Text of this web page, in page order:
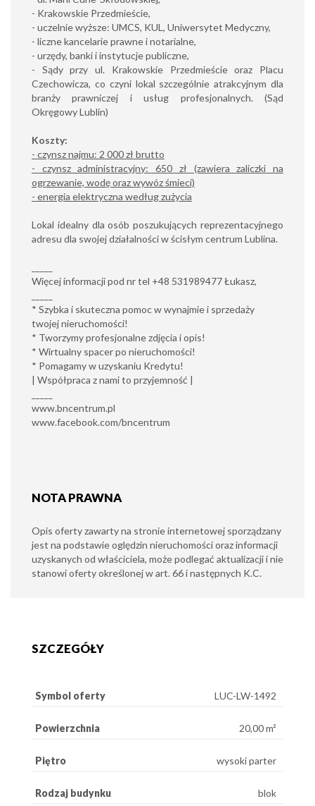
- Krakowskie Przedmieście,
- uczelnie wyższe: UMCS, KUL, Uniwersytet Medyczny,
- liczne kancelarie prawne i notarialne,
- urzędy, banki i instytucje publiczne,
- Sądy przy ul. Krakowskie Przedmieście oraz Placu
Czechowicza, co czyni lokal szczególnie atrakcyjnym dla
branży prawniczej i usług profesjonalnych. (Sąd
Okręgowy Lublin)
Koszty:
- czynsz najmu: 2 000 zł brutto
- czynsz administracyjny: 650 zł (zawiera zaliczki na
ogrzewanie, wodę oraz wywóz śmieci)
- energia elektryczna według zużycia
Lokal idealny dla osób poszukujących reprezentacyjnego
adresu dla swojej działalności w ścisłym centrum Lublina.
Więcej informacji pod nr tel +48 531989477 Łukasz,
* Szybka i skuteczna pomoc w wynajmie i sprzedaży
twojej nieruchomości!
* Tworzymy profesjonalne zdjęcia i opis!
* Wirtualny spacer po nieruchomości!
* Pomagamy w uzyskaniu Kredytu!
| Współpraca z nami to przyjemność |
www.bncentrum.pl
www.facebook.com/bncentrum
NOTA PRAWNA
Opis oferty zawarty na stronie internetowej sporządzany
jest na podstawie oględzin nieruchomości oraz informacji
uzyskanych od właściciela, może podlegać aktualizacji i nie
stanowi oferty określonej w art. 66 i następnych K.C.
SZCZEGÓŁY
Symbol oferty LUC-LW-1492
Powierzchnia 20,00 m²
Piętro wysoki parter
Rodzaj budynku blok